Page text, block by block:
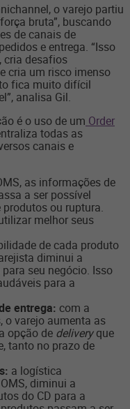
o varejo partiu
bruta”, buscando
de canais de
e entrega. “Isso
cria desafios
cria um risco imenso
fica muito difícil
analisa Gil.
é o uso de um Order
todas as
canais e
as informações de
a ser possível
ou ruptura.
melhor seus
de cada produto
diminui a
seu negócio. Isso
para a
entrega: com a
o varejo aumenta as
opção de deliveryque
tanto no prazo de
a logística
diminui a
do CD para a